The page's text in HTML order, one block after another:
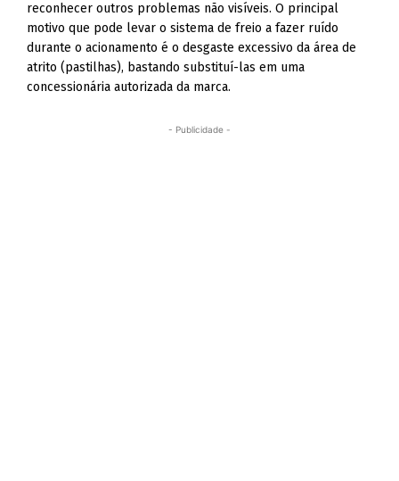
reconhecer outros problemas não visíveis. O principal
motivo que pode levar o sistema de freio a fazer ruído
durante o acionamento é o desgaste excessivo da área de
atrito (pastilhas), bastando substituí-las em uma
concessionária autorizada da marca.
- Publicidade -